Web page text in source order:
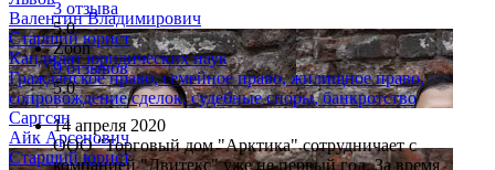
Валентин Владимирович
Старший юрист
Кандидат юридических наук
Гражданское право, семейное право, жилищное право,
сопровождение сделок, судебные споры, банкротство
Саргсян
Айк Арсенович
Старший юрист
3 отзыва
5.0
Zoon
9 отзывов
5.0
14 апреля 2020
ООО "Торговый дом "Арктика" сотрудничает с
компанией "Двитекс" уже не первый год. За время